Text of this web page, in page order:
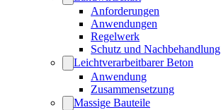
Anforderungen
Anwendungen
Regelwerk
Schutz und Nachbehandlung
Leichtverarbeitbarer Beton
Anwendung
Zusammensetzung
Massige Bauteile